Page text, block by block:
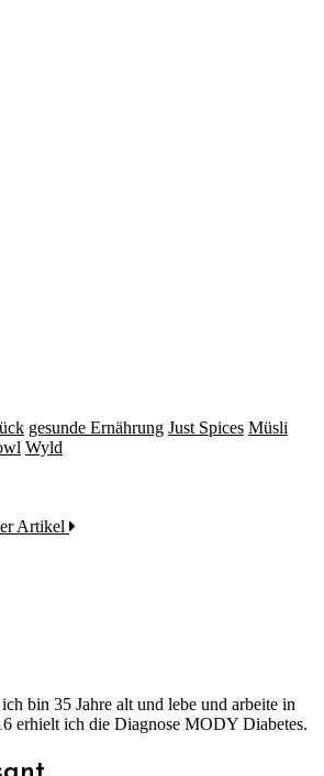
gesunde Ernährung Just Spices Müsli
Wyld
Artikel
bin 35 Jahre alt und lebe und arbeite in
erhielt ich die Diagnose MODY Diabetes.